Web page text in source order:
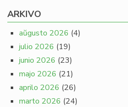
ARKIVO
aŭgusto 2026 (4)
julio 2026 (19)
junio 2026 (23)
majo 2026 (21)
aprilo 2026 (26)
marto 2026 (24)